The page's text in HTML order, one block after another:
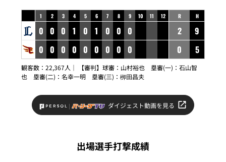
1 2 3 4 5 6 7 8 9 10 11 12
0 0 0 1 0 1 0 0 0
0 0 0 0 0 0 0 0 0
R H
2
9
0
5
観客数：22,367人｜ 【審判】球審： 山村裕也 塁審(一)： 石山智
也 塁審(二)： 名幸一明 塁審(三)： 栁田昌夫
ダイジェスト動画を見る
出場選手打撃成績